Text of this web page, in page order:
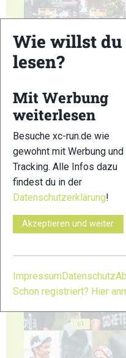
59
61
Wie willst
lesen?
Mit Werbung
weiterlesen
Besuche xc-run.de wie
gewohnt mit Werbung und
Tracking. Alle Infos dazu
findest du in der
Datenschutzerklärung!
Akzeptieren und weiter
Impressum Datenschutz
Schon registriert? Hier